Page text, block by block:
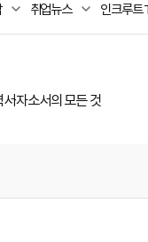
취업뉴스 인크루트
·자소서의 모든 것